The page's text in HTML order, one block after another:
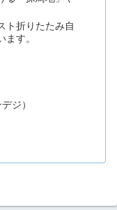
ト折りたたみ自
す。
ジ）